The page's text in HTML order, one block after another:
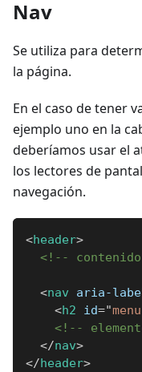
Nav
Se utiliza para
la página.
En el caso de tener
ejemplo uno en la
deberíamos usar el
los lectores de
navegación.
<header>
<!--
<nav aria-
<h2 id="
<!--
</nav>
</header>